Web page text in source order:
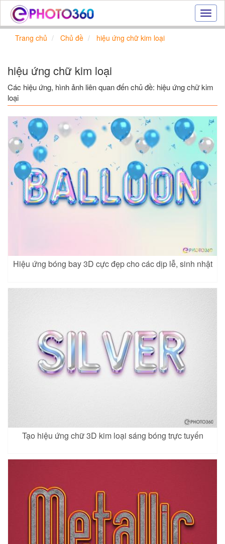
Hiệu
ứng
đẹp
tuyến,
tạo
ảnh
online
Trang chủ Chủ đề hiệu ứng chữ kim loại
hiệu ứng chữ kim loại
Các hiệu ứng, hình ảnh liên quan đến chủ đề: hiệu ứng chữ kim
loại
Hiệu ứng bóng bay 3D cực đẹp cho các dịp lễ, sinh nhật
Tạo hiệu ứng chữ 3D kim loại sáng bóng trực tuyến